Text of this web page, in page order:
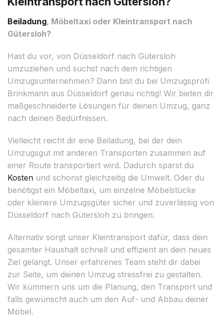
Beiladung, Möbeltaxi oder Kleintransport nach
Gütersloh?
Hast du vor, von Düsseldorf nach Gütersloh
umzuziehen und suchst nach dem richtigen
Umzugsunternehmen? Dann bist du bei Umzugsprofi
Brinkmann aus Düsseldorf genau richtig! Wir bieten dir
maßgeschneiderte Lösungen für deinen Umzug, ganz
nach deinen Bedürfnissen.
Vielleicht reicht dir eine Beiladung, bei der dein
Umzugsgut mit anderen Transporten zusammen auf
einer Route transportiert wird. Dadurch sparst du
Kosten und schonst gleichzeitig die Umwelt. Oder du
benötigst ein Möbeltaxi, um einzelne Möbelstücke
oder kleinere Umzugsgüter sicher und zuverlässig von
Düsseldorf nach Gütersloh zu bringen.
Alternativ sorgt unser Kleintransport dafür, dass dein
gesamter Haushalt schnell und effizient an dein neues
Ziel gelangt. Unser erfahrenes Team steht dir dabei
zur Seite, um deinen Umzug stressfrei zu gestalten.
Wir kümmern uns um die Planung, den Transport und
falls gewünscht auch um den Auf- und Abbau deiner
Möbel.